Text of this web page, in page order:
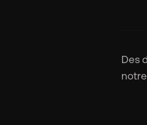
Des
notre